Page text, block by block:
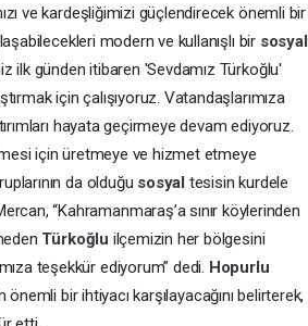
ve kardeşliğimizi güçlendirecek önemli bir
modern ve kullanışlı bir sosyal
ilk günden itibaren 'Sevdamız Türkoğlu'
için çalışıyoruz. Vatandaşlarımıza
hayata geçirmeye devam ediyoruz.
için üretmeye ve hizmet etmeye
da olduğu sosyal tesisin kurdele
“Kahramanmaraş’a sınır köylerinden
Türkoğlu ilçemizin her bölgesini
teşekkür ediyorum” dedi. Hopurlu
önemli bir ihtiyacı karşılayacağını belirterek,